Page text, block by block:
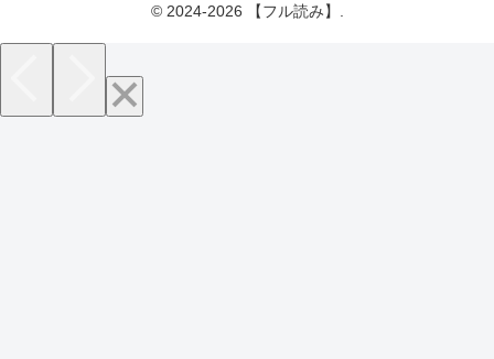
© 2024-2026 【フル読み】.